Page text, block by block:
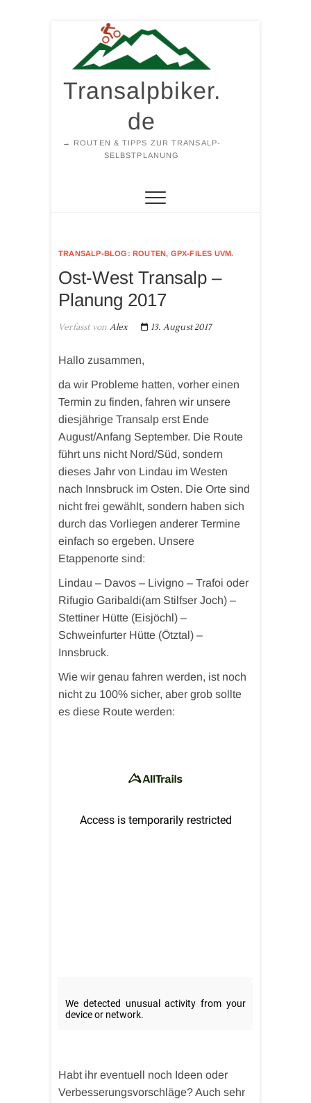
springen
Transalpbiker.
de
→ ROUTEN & TIPPS ZUR TRANSALP-
SELBSTPLANUNG
TRANSALP-BLOG: ROUTEN, GPX-FILES UVM.
Ost-West Transalp –
Planung 2017
Verfasst von Alex 13. August 2017
Hallo zusammen,
da wir Probleme hatten, vorher einen
Termin zu finden, fahren wir unsere
diesjährige Transalp erst Ende
August/Anfang September. Die Route
führt uns nicht Nord/Süd, sondern
dieses Jahr von Lindau im Westen
nach Innsbruck im Osten. Die Orte sind
nicht frei gewählt, sondern haben sich
durch das Vorliegen anderer Termine
einfach so ergeben. Unsere
Etappenorte sind:
Lindau – Davos – Livigno – Trafoi oder
Rifugio Garibaldi(am Stilfser Joch) –
Stettiner Hütte (Eisjöchl) –
Schweinfurter Hütte (Ötztal) –
Innsbruck.
Wie wir genau fahren werden, ist noch
nicht zu 100% sicher, aber grob sollte
es diese Route werden:
Habt ihr eventuell noch Ideen oder
Verbesserungsvorschläge? Auch sehr